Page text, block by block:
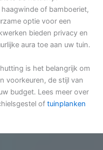
of bamboeriet,
optie voor een
bieden privacy en
aura toe aan uw tuin.
is het belangrijk om
voorkeuren, de stijl van
budget. Lees meer over
of tuinplanken